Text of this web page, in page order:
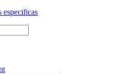
especificas